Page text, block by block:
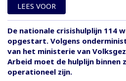
LEES VOOR
De nationale crisishulplijn 114
opgestart. Volgens
van het ministerie van
Arbeid moet de hulplijn binnen
operationeel zijn.